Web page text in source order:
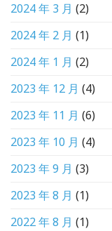
2024 年 3 月 (2)
2024 年 2 月 (1)
2024 年 1 月 (2)
2023 年 12 月 (4)
2023 年 11 月 (6)
2023 年 10 月 (4)
2023 年 9 月 (3)
2023 年 8 月 (1)
2022 年 8 月 (1)